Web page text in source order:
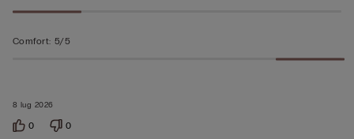
8 lug 2026
Comfort: 5/5
0 0